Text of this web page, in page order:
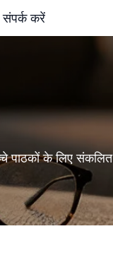
संपर्क करें
पाठकों के लिए संकलित